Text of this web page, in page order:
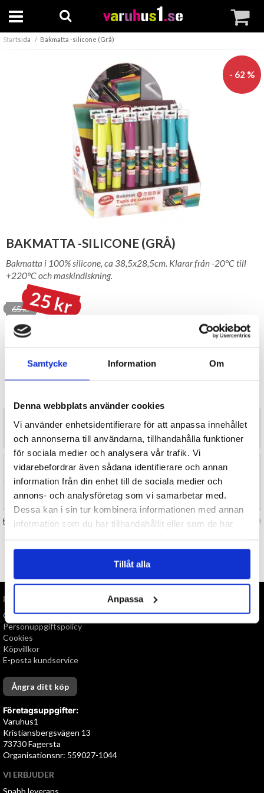
Samtycke Information Om
Denna webbplats använder cookies
Vi använder enhetsidentifierare för att anpassa innehållet
och annonserna till användarna, tillhandahålla funktioner
för sociala medier och analysera vår trafik. Vi
vidarebefordrar även sådana identifierare och annan
information från din enhet till de sociala medier och
annons- och analysföretag som vi samarbetar med.
Dessa kan i sin tur kombinera informationen med annan
information som du har tillhandahållit eller som de har
Tillåt alla
Anpassa
Startsida Bakmatta -silicone (Grå)
- 62 %
BAKMATTA -SILICONE (GRÅ)
Bakmatta i 100% silicone, ca 38,5x28,5cm. Klarar från -20°C till
+220°C och maskindiskning.
65 kr25 kr
LAGER I SVERIGE, SNABB LEVERANS ÖPPET KÖP I 30 DAGAR
BEVAKA
Bakmatta i 100% silicone, ca 38,5x28,5cm. Klarar från -20°C till
+220°C och maskindiskning.
RECENSIONER (0)
TIPSA
FRÅGA OSS OM VARAN Art. nr 127068
TILL TOPPEN
INFORMATION
Om oss
Personuppgiftspolicy
Cookies
Köpvillkor
E-posta kundservice
Ångra ditt köp
Företagsuppgifter:
Varuhus1
Kristiansbergsvägen 13
73730 Fagersta
Organisationsnr: 559027-1044
VI ERBJUDER
Snabb leverans